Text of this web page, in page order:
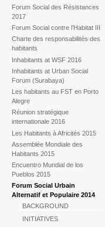
Forum Social des Résistances
2017
Forum Social contre l’Habitat III
Charte des responsabilités des
habitants
Inhabitants at WSF 2016
Inhabitants at Urban Social
Forum (Surabaya)
Les habitants au FST en Porto
Alegre
Réunion stratégique
internationale 2016
Les Habitants à Africités 2015
Assemblée Mondiale des
Habitants 2015
Encuentro Mundial de los
Pueblos 2015
Forum Social Urbain
Alternatif et Populaire 2014
BACKGROUND
INITIATIVES